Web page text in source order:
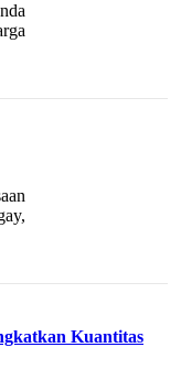
Kuantitas